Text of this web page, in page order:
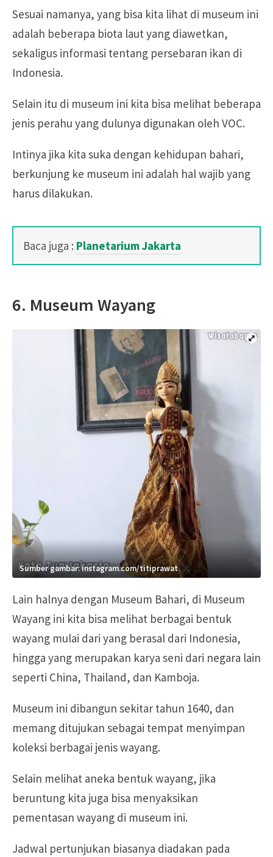
Sesuai namanya, yang bisa kita lihat di museum ini
adalah beberapa biota laut yang diawetkan,
sekaligus informasi tentang persebaran ikan di
Indonesia.
Selain itu di museum ini kita bisa melihat beberapa
jenis perahu yang dulunya digunakan oleh VOC.
Intinya jika kita suka dengan kehidupan bahari,
berkunjung ke museum ini adalah hal wajib yang
harus dilakukan.
Baca juga : Planetarium Jakarta
6. Museum Wayang
Sumber gambar: instagram.com/titiprawat
Lain halnya dengan Museum Bahari, di Museum
Wayang ini kita bisa melihat berbagai bentuk
wayang mulai dari yang berasal dari Indonesia,
hingga yang merupakan karya seni dari negara lain
seperti China, Thailand, dan Kamboja.
Museum ini dibangun sekitar tahun 1640, dan
memang ditujukan sebagai tempat menyimpan
koleksi berbagai jenis wayang.
Selain melihat aneka bentuk wayang, jika
beruntung kita juga bisa menyaksikan
pementasan wayang di museum ini.
Jadwal pertunjukan biasanya diadakan pada